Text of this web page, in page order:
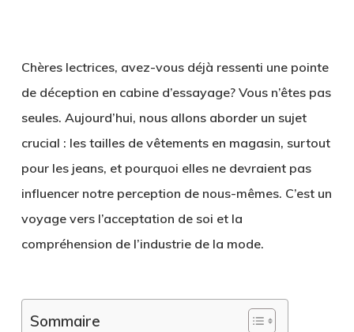
Chères lectrices, avez-vous déjà ressenti une pointe
de déception en cabine d’essayage? Vous n’êtes pas
seules. Aujourd’hui, nous allons aborder un sujet
crucial : les tailles de vêtements en magasin, surtout
pour les jeans, et pourquoi elles ne devraient pas
influencer notre perception de nous-mêmes. C’est un
voyage vers l’acceptation de soi et la
compréhension de l’industrie de la mode.
Sommaire